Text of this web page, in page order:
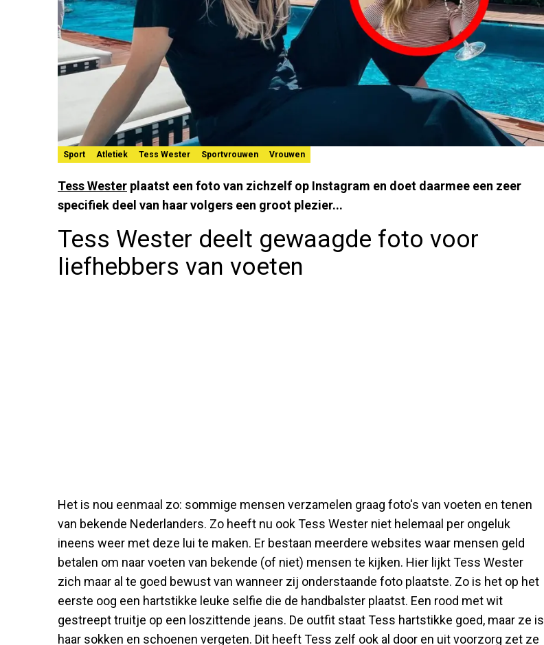
Sport Atletiek Tess Wester Sportvrouwen Vrouwen
Tess Wester plaatst een foto van zichzelf op Instagram en doet daarmee een zeer
specifiek deel van haar volgers een groot plezier...
Tess Wester deelt gewaagde foto voor
liefhebbers van voeten
Het is nou eenmaal zo: sommige mensen verzamelen graag foto's van voeten en tenen
van bekende Nederlanders. Zo heeft nu ook Tess Wester niet helemaal per ongeluk
ineens weer met deze lui te maken. Er bestaan meerdere websites waar mensen geld
betalen om naar voeten van bekende (of niet) mensen te kijken. Hier lijkt Tess Wester
zich maar al te goed bewust van wanneer zij onderstaande foto plaatste. Zo is het op het
eerste oog een hartstikke leuke selfie die de handbalster plaatst. Een rood met wit
gestreept truitje op een loszittende jeans. De outfit staat Tess hartstikke goed, maar ze is
haar sokken en schoenen vergeten. Dit heeft Tess zelf ook al door en uit voorzorg zet ze